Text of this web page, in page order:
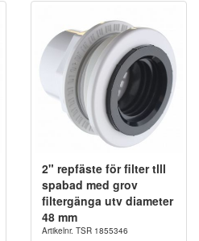
2" repfäste för filter tlll
spabad med grov
filtergänga utv diameter
48 mm
Artikelnr. TSR 1855346